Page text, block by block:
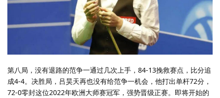
第八局，没有退路的范争一通过几次上手，84-13挽救赛点，比分追
成4-4。决胜局，吕昊天再也没有给范争一机会，他打出单杆72分，
72-0零封这位2022年欧洲大师赛冠军，强势晋级正赛。即将开始的